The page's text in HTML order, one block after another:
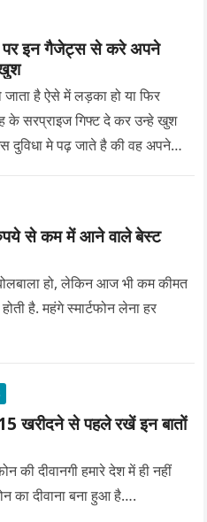
पर इन गैजेट्स से करे अपने
खुश
है ऐसे में लड़का हो या फिर
के सरप्राइज गिफ्ट दे कर उन्हे खुश
दुविधा मे पढ़ जाते है की वह अपने
से कम में आने वाले बेस्ट
हो, लेकिन आज भी कम कीमत
है. महंगे स्मार्टफोन लेना हर
खरीदने से पहले रखें इन बातों
दीवानगी हमारे देश में ही नहीं
का दीवाना बना हुआ है….